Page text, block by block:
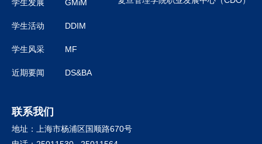
学生发展
学生活动
学生风采
近期要闻
GMiM
DDIM
MF
DS&BA
联系我们
地址：上海市杨浦区国顺路670号